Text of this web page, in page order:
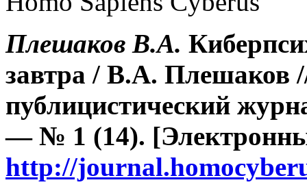
Плешаков В.А.
завтра / В.А. Плешаков
публицистический
— № 1 (14).
http://